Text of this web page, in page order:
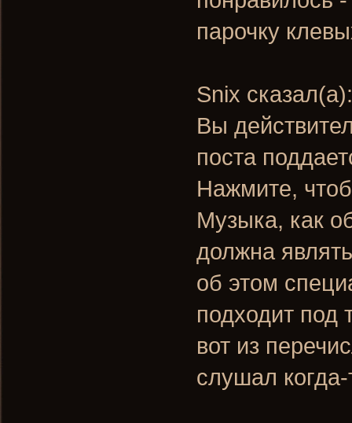
парочку
Snix
Вы
поста
Нажмите,
Музыка, как
должна
об этом
подходит под
вот из
слушал